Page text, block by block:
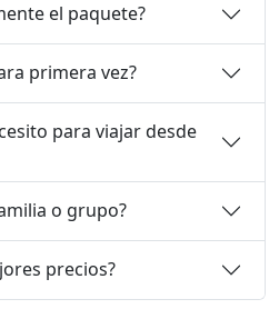
el paquete?
primera vez?
para viajar desde
o grupo?
precios?